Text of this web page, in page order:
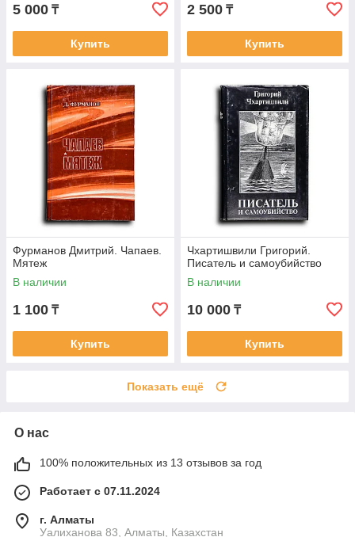
5 000 ₸
Купить
2 500 ₸
Купить
Фурманов Дмитрий. Чапаев.
Мятеж
В наличии
1 100 ₸
Купить
Чхартишвили Григорий.
Писатель и самоубийство
В наличии
10 000 ₸
Купить
Показать ещё
О нас
100% положительных из 13 отзывов за год
Работает с 07.11.2024
г. Алматы
Уалиханова 83, Алматы, Казахстан